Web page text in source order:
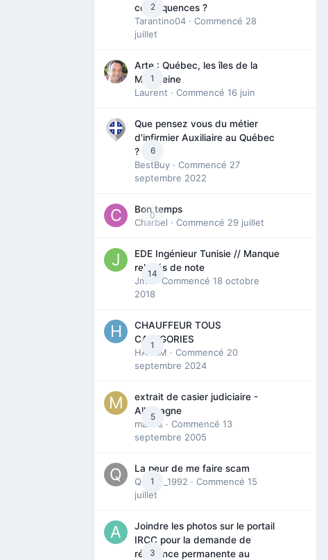
2
conséquences ?
Tarantino04 · Commencé 28
juillet
1
Arte : Québec, les îles de la
Madeleine
Laurent · Commencé 16 juin
6
Que pensez vous du métier
d'infirmier Auxiliaire au Québec
?
BestBuy · Commencé 27
septembre 2022
0
Bon temps
Charbel · Commencé 29 juillet
14
EDE Ingénieur Tunisie // Manque
relevés de note
Jmili
· Commencé 18 octobre
2018
1
CHAUFFEUR TOUS
CATEGORIES
HAZEM · Commencé 20
septembre 2024
5
extrait de casier judiciaire -
Allemagne
maries · Commencé 13
septembre 2005
1
La peur de me faire scam
Queen_1992 · Commencé 15
juillet
3
Joindre les photos sur le portail
IRCC pour la demande de
résidence permanente au